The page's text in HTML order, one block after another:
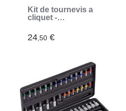
Kit de tournevis a
cliquet -
A7062-XJ - avec 39
accessoires
24,50 €